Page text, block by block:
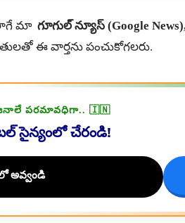
మా గూగుల్ న్యూస్ (Google
ఈ వార్తను పంచుకోగలరు.
పరమావధిగా.. 🇮🇳
సైన్యంలో చేరండి!
అవ్వండి